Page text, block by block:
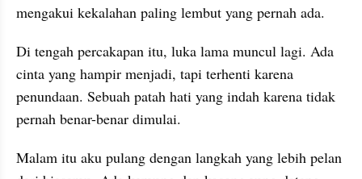
mengakui kekalahan paling lembut yang pernah ada.
Di tengah percakapan itu, luka lama muncul lagi. Ada
cinta yang hampir menjadi, tapi terhenti karena
penundaan. Sebuah patah hati yang indah karena tidak
pernah benar-benar dimulai.
Malam itu aku pulang dengan langkah yang lebih pelan